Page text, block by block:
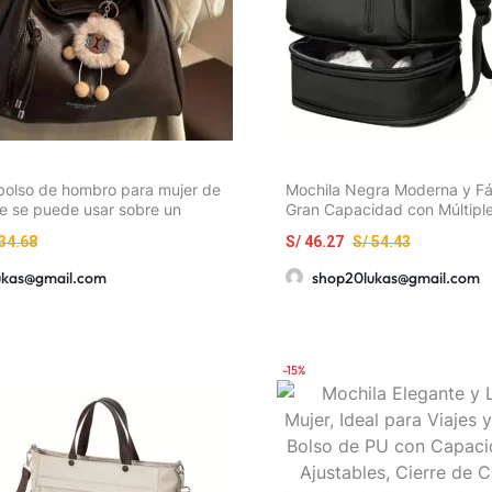
de hombro para mujer de
se puede usar sobre un
un toque de elegancia y
con material de PU
Mochila Negra Moderna y
Gran Capacidad con
Desplazamiento Diario y
Ligera y Duradera, Perfecta
Estudiantes y Trabajadores
S/54.43
S/46.27
shop20lukas@gmail.com
-15%